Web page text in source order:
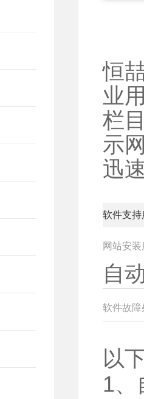
恒
业
栏
示
迅
软件支持
网站安装
自
软件故障
以
1、